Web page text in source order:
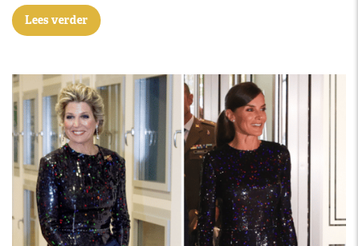
Lees verder